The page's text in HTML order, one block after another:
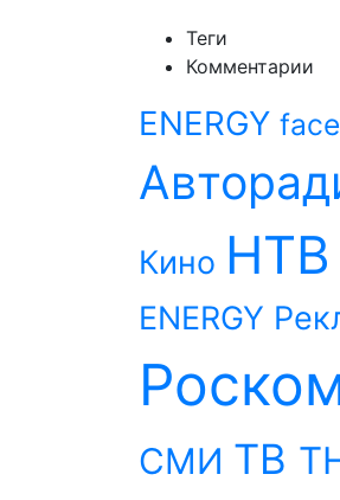
Теги
Комментарии
ENERGY
Кино НТВ
ENERGY
СМИ ТВ